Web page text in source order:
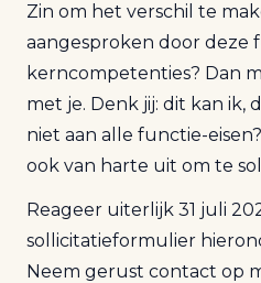
Zin om het verschil te
aangesproken door deze
kerncompetenties? Dan
met je. Denk jij: dit kan ik,
niet aan alle functie-
ook van harte uit om te
Reageer uiterlijk 31 juli
sollicitatieformulier
Neem gerust contact op